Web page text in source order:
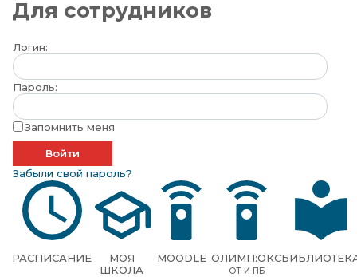
Для сотрудников
Логин:
Пароль:
Запомнить меня
Забыли свой пароль?
РАСПИСАНИЕ
МОЯ
ШКОЛА
MOODLE ОЛИМП:ОКС
ОТ И ПБ